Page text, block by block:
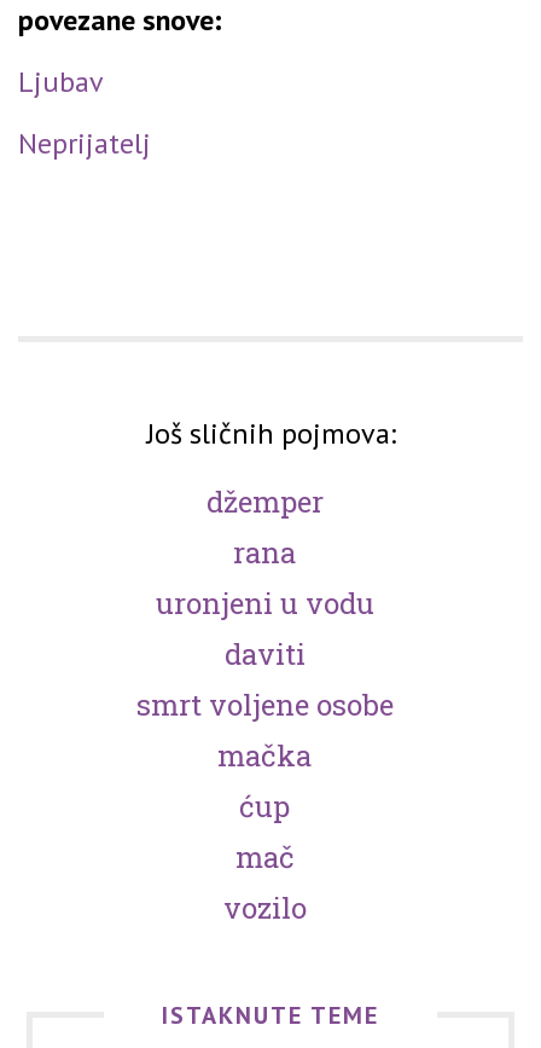
povezane snove:
Ljubav
Neprijatelj
Još sličnih pojmova:
džemper
rana
uronjeni u vodu
daviti
smrt voljene osobe
mačka
ćup
mač
vozilo
ISTAKNUTE TEME